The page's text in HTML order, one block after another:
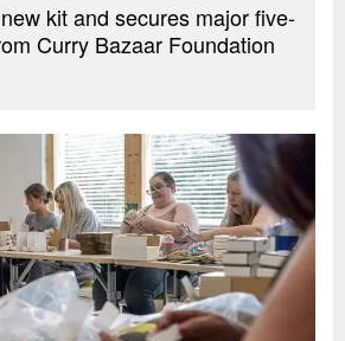
kit and secures major five-
Curry Bazaar Foundation